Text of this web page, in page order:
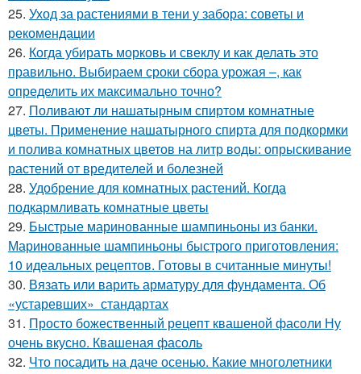
25. Уход за растениями в тени у забора: советы и
рекомендации
26. Когда убирать морковь и свеклу и как делать это
правильно. Выбираем сроки сбора урожая –, как
определить их максимально точно?
27. Поливают ли нашатырным спиртом комнатные
цветы. Применение нашатырного спирта для подкормки
и полива комнатных цветов на литр воды: опрыскивание
растений от вредителей и болезней
28. Удобрение для комнатных растений. Когда
подкармливать комнатные цветы
29. Быстрые маринованные шампиньоны из банки.
Маринованные шампиньоны быстрого приготовления:
10 идеальных рецептов. Готовы в считанные минуты!
30. Вязать или варить арматуру для фундамента. Об
«устаревших» стандартах
31. Просто божественный рецепт квашеной фасоли Ну
очень вкусно. Квашеная фасоль
32. Что посадить на даче осенью. Какие многолетники